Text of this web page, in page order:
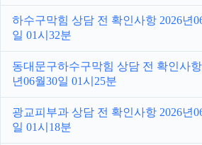
하수구막힘 상담 전 확인사항 2026년
일 01시32분
동대문구하수구막힘 상담 전 확인사
년06월30일 01시25분
광교피부과 상담 전 확인사항 2026년
일 01시18분